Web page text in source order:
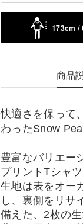
173cm /
商品
快適さを保って
わったSnow
豊富なバリエー
プリントTシャツ
生地は表をオー
し、裏側をリサ
備えた、2枚の